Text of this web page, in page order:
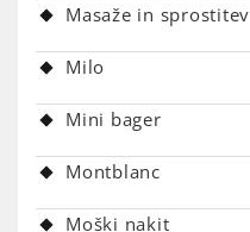
Masaže in sprostitev
Milo
Mini bager
Montblanc
Moški nakit